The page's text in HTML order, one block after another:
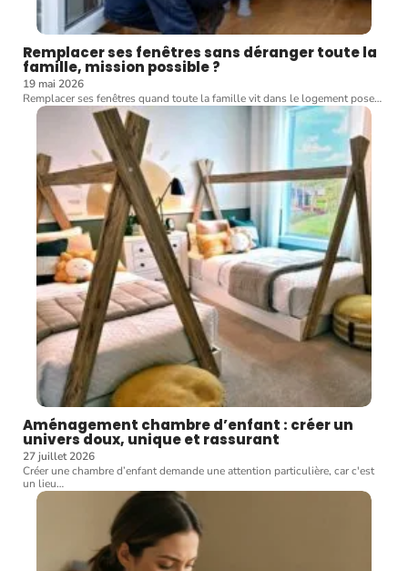
Remplacer ses fenêtres sans déranger toute la
famille, mission possible ?
19 mai 2026
Remplacer ses fenêtres quand toute la famille vit dans le logement pose…
Aménagement chambre d’enfant : créer un
univers doux, unique et rassurant
27 juillet 2026
Créer une chambre d’enfant demande une attention particulière, car c'est
un lieu…